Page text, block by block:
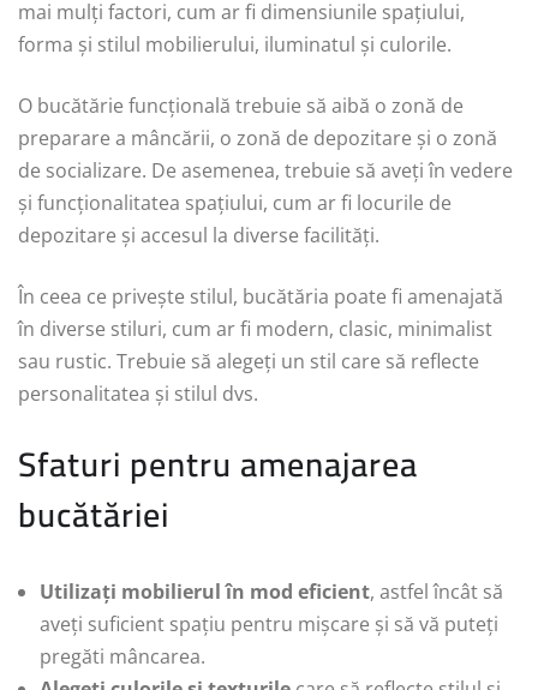
mai mulți factori, cum ar fi dimensiunile spațiului,
forma și stilul mobilierului, iluminatul și culorile.
O bucătărie funcțională trebuie să aibă o zonă de
preparare a mâncării, o zonă de depozitare și o zonă
de socializare. De asemenea, trebuie să aveți în vedere
și funcționalitatea spațiului, cum ar fi locurile de
depozitare și accesul la diverse facilități.
În ceea ce privește stilul, bucătăria poate fi amenajată
în diverse stiluri, cum ar fi modern, clasic, minimalist
sau rustic. Trebuie să alegeți un stil care să reflecte
personalitatea și stilul dvs.
Sfaturi pentru amenajarea
bucătăriei
Utilizați mobilierul în mod eficient, astfel încât să
aveți suficient spațiu pentru mișcare și să vă puteți
pregăti mâncarea.